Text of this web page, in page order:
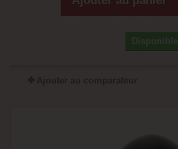
Disponible